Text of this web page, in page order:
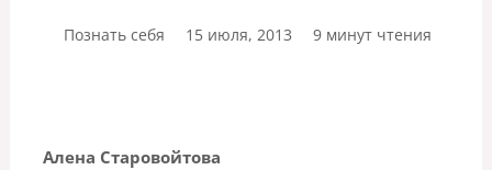
Познать себя 15 июля, 2013 9 минут чтения
Алена Старовойтова